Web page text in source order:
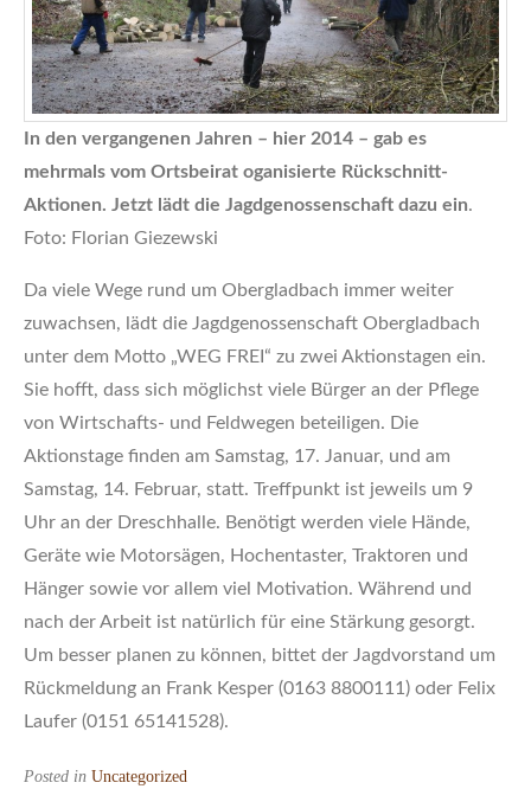
In den vergangenen Jahren – hier 2014 – gab es
mehrmals vom Ortsbeirat oganisierte Rückschnitt-
Aktionen. Jetzt lädt die Jagdgenossenschaft dazu ein.
Foto: Florian Giezewski
Da viele Wege rund um Obergladbach immer weiter
zuwachsen, lädt die Jagdgenossenschaft Obergladbach
unter dem Motto „WEG FREI“ zu zwei Aktionstagen ein.
Sie hofft, dass sich möglichst viele Bürger an der Pflege
von Wirtschafts- und Feldwegen beteiligen. Die
Aktionstage finden am Samstag, 17. Januar, und am
Samstag, 14. Februar, statt. Treffpunkt ist jeweils um 9
Uhr an der Dreschhalle. Benötigt werden viele Hände,
Geräte wie Motorsägen, Hochentaster, Traktoren und
Hänger sowie vor allem viel Motivation. Während und
nach der Arbeit ist natürlich für eine Stärkung gesorgt.
Um besser planen zu können, bittet der Jagdvorstand um
Rückmeldung an Frank Kesper (0163 8800111) oder Felix
Laufer (0151 65141528).
Posted in Uncategorized